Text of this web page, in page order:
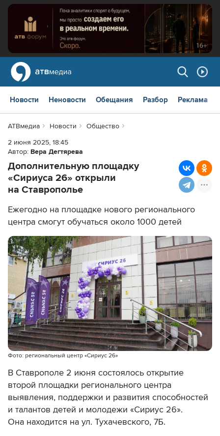
Новости Неновости Обещания Разбор Реклама
АТВмедиа Новости
Общество
2 июня 2025, 18:45
Автор: Вера Дегтярева
Дополнительную площадку
«Сириуса 26» открыли
на Ставрополье
Ежегодно на площадке нового регионального
центра смогут обучаться около 1000 детей
Фото: региональный центр «Сириус 26»
В Ставрополе 2 июня состоялось открытие
второй площадки регионального центра
выявления, поддержки и развития способностей
и талантов детей и молодежи «Сириус 26».
Она находится на ул. Тухачевского, 7Б.